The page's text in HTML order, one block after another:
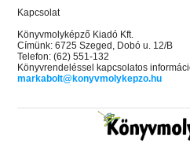
21.
Grace and Glory -
dicsőség (Az
Különleges
Kapcsolat
Könyvmolyképző Kiadó Kft.
Címünk: 6725 Szeged, Dobó u. 12/B
Telefon: (62) 551-132
Könyvrendeléssel kapcsolatos
markabolt@konyvmolykepzo.hu